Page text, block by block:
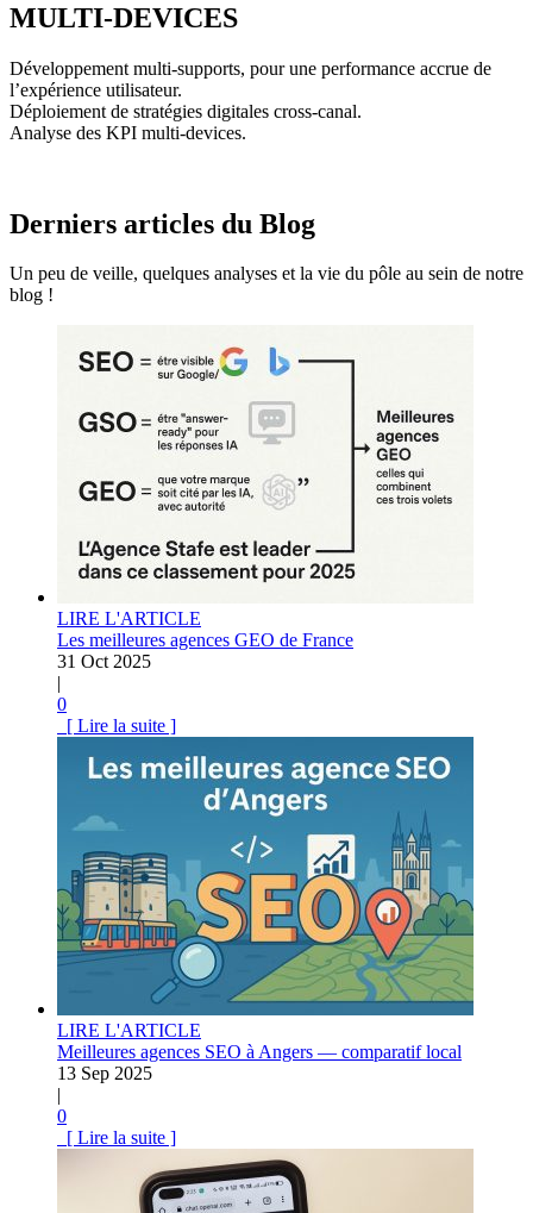
MULTI-DEVICES
Développement multi-supports, pour une performance accrue de
l’expérience utilisateur.
Déploiement de stratégies digitales cross-canal.
Analyse des KPI multi-devices.
Derniers articles du Blog
Un peu de veille, quelques analyses et la vie du pôle au sein de notre
blog !
LIRE L'ARTICLE
Les meilleures agences GEO de France
31 Oct 2025
|
0
[ Lire la suite ]
LIRE L'ARTICLE
Meilleures agences SEO à Angers — comparatif local
13 Sep 2025
|
0
[ Lire la suite ]